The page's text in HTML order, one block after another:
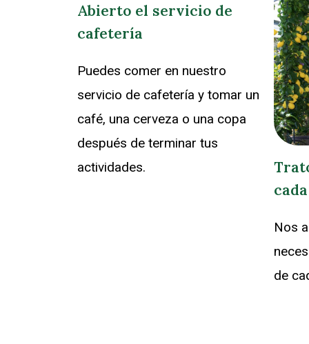
Abierto el servicio de
cafetería
Puedes comer en nuestro
servicio de cafetería y tomar un
café, una cerveza o una copa
después de terminar tus
actividades.
Nos
de